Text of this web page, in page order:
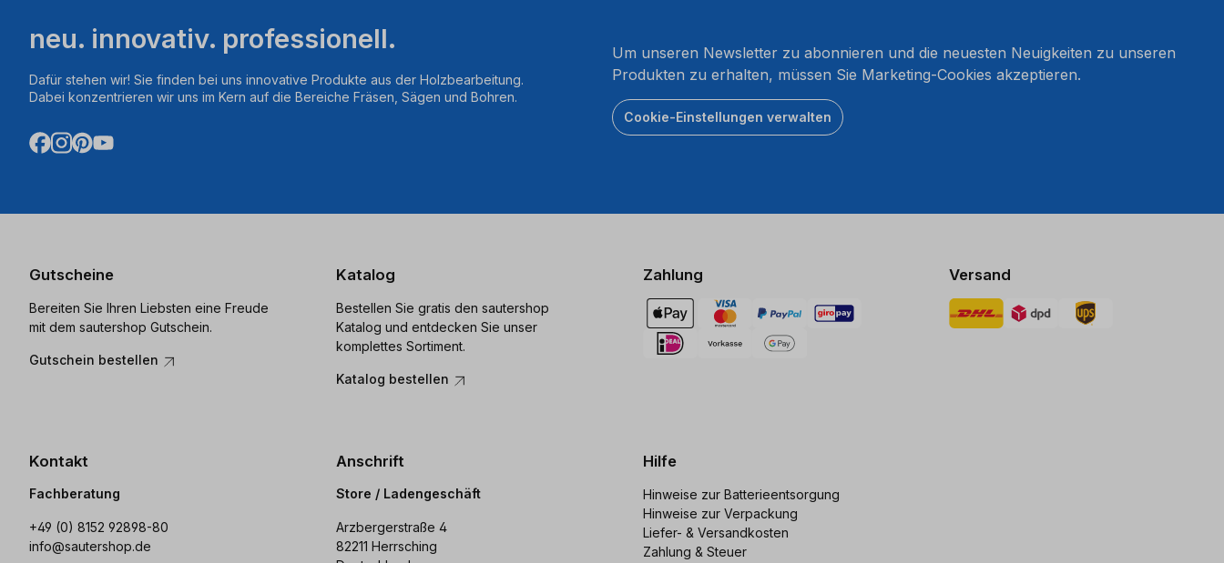
neu. innovativ. professionell.
Dafür stehen wir! Sie finden bei uns innovative Produkte aus der Holzbearbeitung.
Dabei konzentrieren wir uns im Kern auf die Bereiche Fräsen, Sägen und Bohren.
Um unseren Newsletter zu abonnieren und die neuesten Neuigkeiten zu unseren
Produkten zu erhalten, müssen Sie Marketing-Cookies akzeptieren.
Cookie-Einstellungen verwalten
Gutscheine
Bereiten Sie Ihren Liebsten eine Freude
mit dem sautershop Gutschein.
Gutschein bestellen
Katalog
Bestellen Sie gratis den sautershop
Katalog und entdecken Sie unser
komplettes Sortiment.
Katalog bestellen
Zahlung Versand
Kontakt
Fachberatung
+49 (0) 8152 92898-80
info@sautershop.de
Anschrift
Store / Ladengeschäft
Arzbergerstraße 4
82211 Herrsching
Hilfe
Hinweise zur Batterieentsorgung
Hinweise zur Verpackung
Liefer- & Versandkosten
Zahlung & Steuer